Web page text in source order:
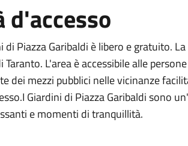
di Piazza Garibaldi è libero e gratuito.
L'area è accessibile alle
dei mezzi pubblici nelle vicinanze
Giardini di Piazza Garibaldi sono
e momenti di tranquillità.